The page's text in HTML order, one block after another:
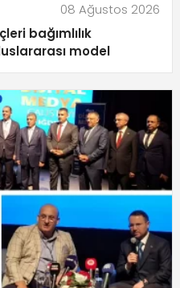
08 Ağustos 2026
bağımlılık
model